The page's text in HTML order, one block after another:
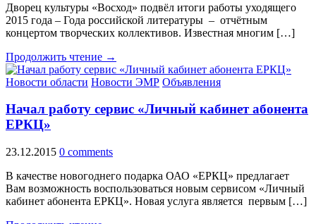
Дворец культуры «Восход» подвёл итоги работы уходящего
2015 года – Года российской литературы – отчётным
концертом творческих коллективов. Известная многим […]
Продолжить чтение →
Новости области Новости ЭМР Объявления
Начал работу сервис «Личный кабинет абонента
ЕРКЦ»
23.12.2015 0 comments
В качестве новогоднего подарка ОАО «ЕРКЦ» предлагает
Вам возможность воспользоваться новым сервисом «Личный
кабинет абонента ЕРКЦ». Новая услуга является первым […]